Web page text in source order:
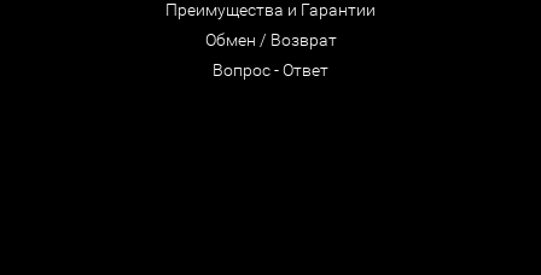
Преимущества и Гарантии
Обмен / Возврат
Вопрос - Ответ